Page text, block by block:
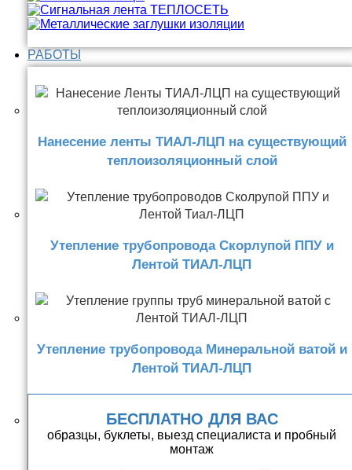
РАБОТЫ
Нанесение ленты ТИАЛ-ЛЦП на существующий
теплоизоляционный слой
Утепление трубопровода Скорлупой ППУ и
Лентой ТИАЛ-ЛЦП
Утепление трубопровода Минеральной ватой и
Лентой ТИАЛ-ЛЦП
БЕСПЛАТНО ДЛЯ ВАС
образцы, буклеты, выезд специалиста и пробный
монтаж